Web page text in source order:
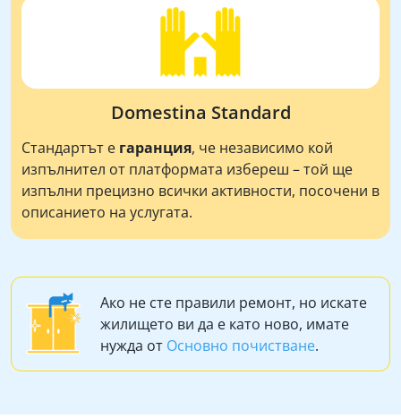
Domestina Standard
Стандартът е гаранция, че независимо кой
изпълнител от платформата избереш – той ще
изпълни прецизно всички активности, посочени в
описанието на услугата.
Ако не сте правили ремонт, но искате
жилището ви да е като ново, имате
нужда от Основно почистване.